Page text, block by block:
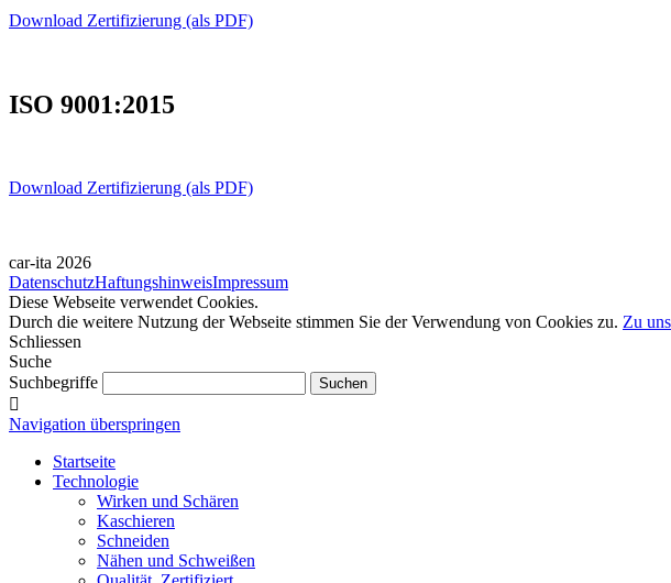
Download Zertifizierung (als PDF)
ISO 9001:2015
Download Zertifizierung (als PDF)
car-ita 2026
DatenschutzHaftungshinweisImpressum
Diese Webseite verwendet Cookies.
Durch die weitere Nutzung der Webseite stimmen Sie der Verwendung von Cookies zu. Zu
Schliessen
Suche
Suchbegriffe
Navigation überspringen
Startseite
Technologie
Wirken und Schären
Kaschieren
Schneiden
Nähen und Schweißen